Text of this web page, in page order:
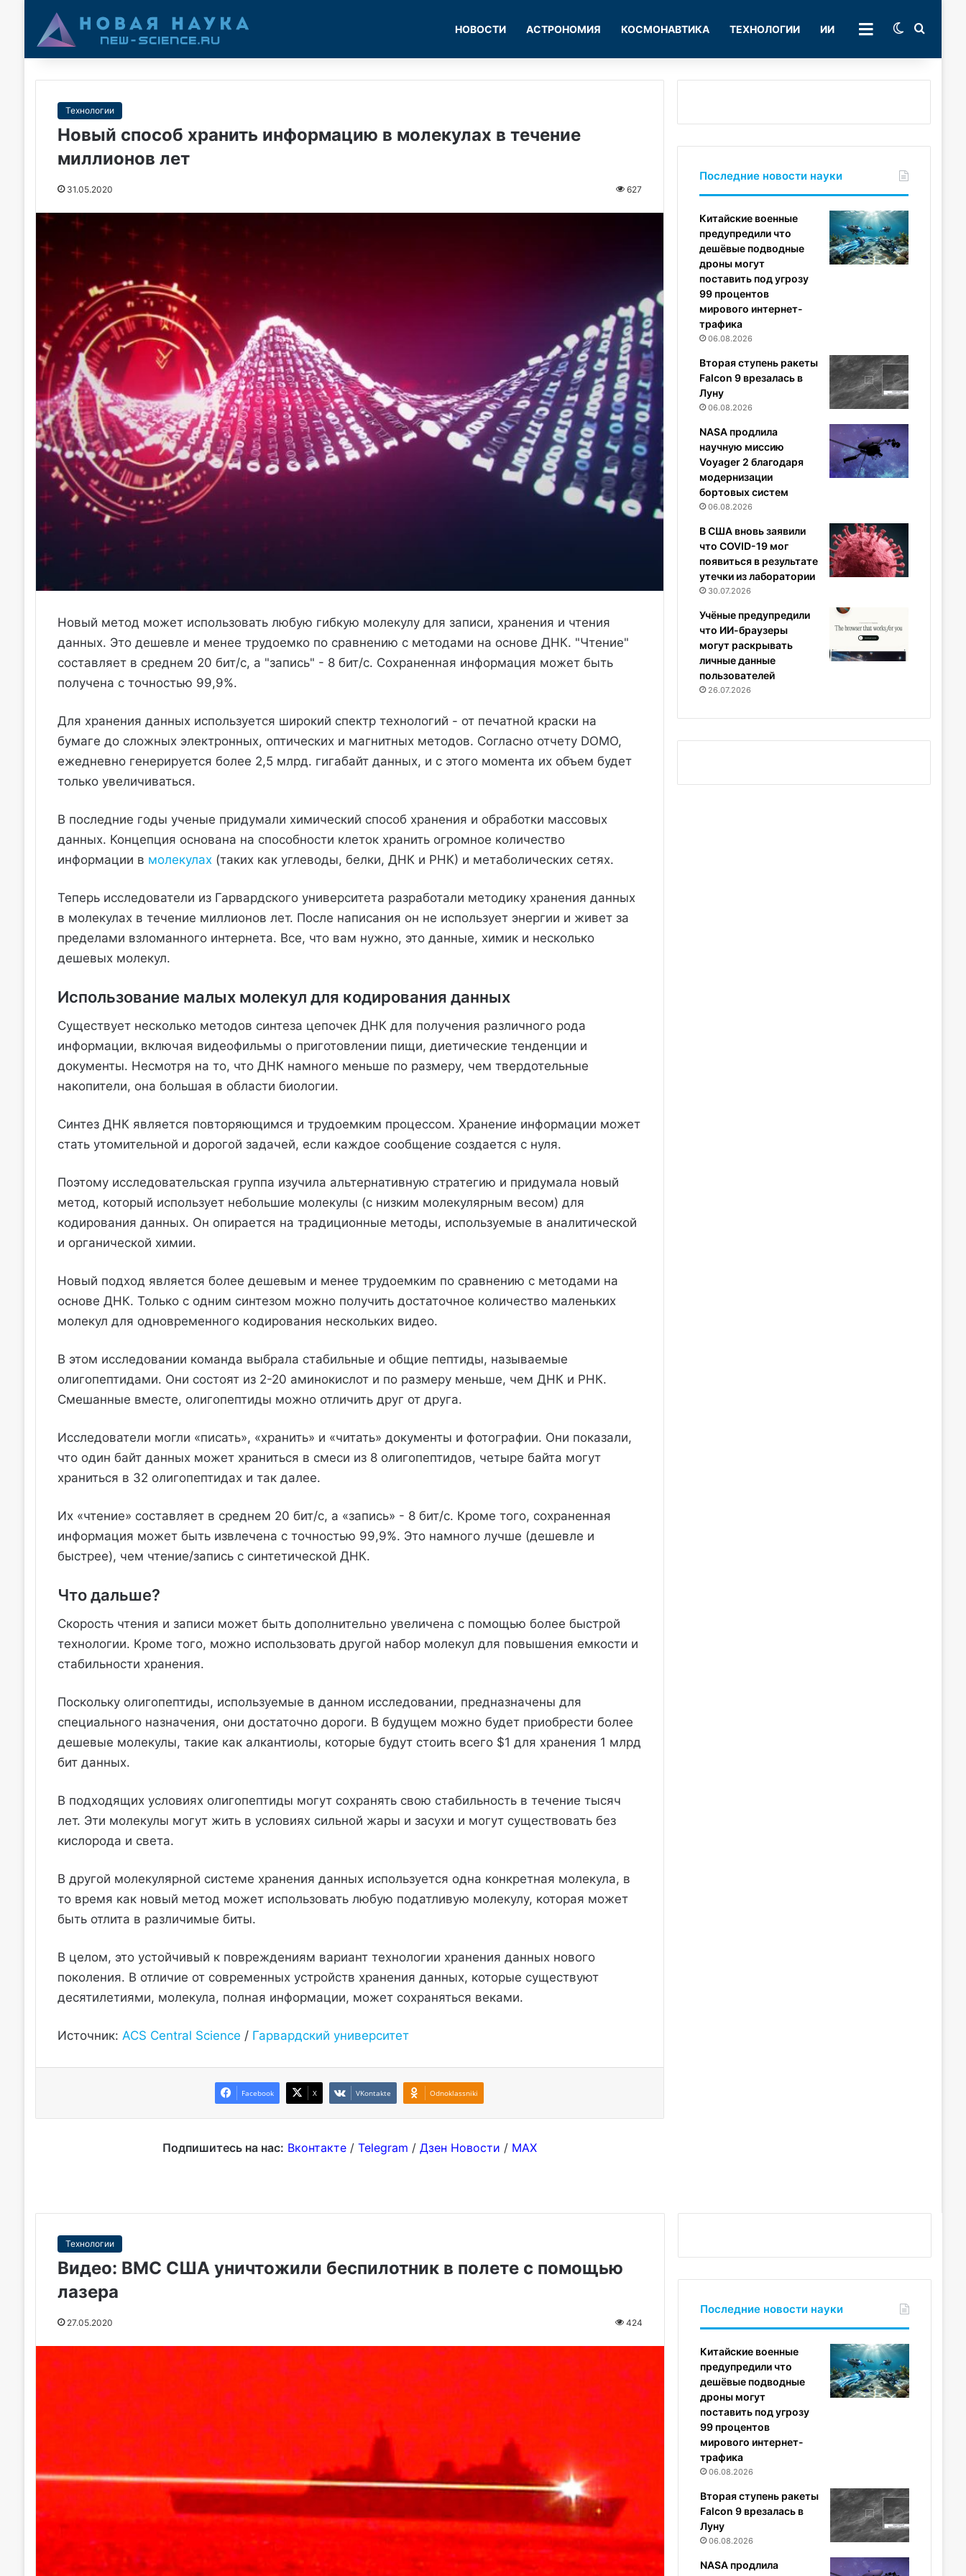
НОВОСТИ АСТРОНОМИЯ КОСМОНАВТИКА ТЕХНОЛОГИИ ИИ РУБРИКИSwitch skin
Технологии
Новый способ хранить информацию в молекулах в течение
миллионов лет
31.05.2020 627
Новый метод может использовать любую гибкую молекулу для записи, хранения и чтения
данных. Это дешевле и менее трудоемко по сравнению с методами на основе ДНК. "Чтение"
составляет в среднем 20 бит/с, а "запись" - 8 бит/с. Сохраненная информация может быть
получена с точностью 99,9%.
Для хранения данных используется широкий спектр технологий - от печатной краски на
бумаге до сложных электронных, оптических и магнитных методов. Согласно отчету DOMO,
ежедневно генерируется более 2,5 млрд. гигабайт данных, и с этого момента их объем будет
только увеличиваться.
В последние годы ученые придумали химический способ хранения и обработки массовых
данных. Концепция основана на способности клеток хранить огромное количество
информации в молекулах(таких как углеводы, белки, ДНК и РНК) и метаболических сетях.
Теперь исследователи из Гарвардского университета разработали методику хранения данных
в молекулах в течение миллионов лет. После написания он не использует энергии и живет за
пределами взломанного интернета. Все, что вам нужно, это данные, химик и несколько
дешевых молекул.
Использование малых молекул для кодирования данных
Существует несколько методов синтеза цепочек ДНК для получения различного рода
информации, включая видеофильмы о приготовлении пищи, диетические тенденции и
документы. Несмотря на то, что ДНК намного меньше по размеру, чем твердотельные
накопители, она большая в области биологии.
Синтез ДНК является повторяющимся и трудоемким процессом. Хранение информации может
стать утомительной и дорогой задачей, если каждое сообщение создается с нуля.
Поэтому исследовательская группа изучила альтернативную стратегию и придумала новый
метод, который использует небольшие молекулы (с низким молекулярным весом) для
кодирования данных. Он опирается на традиционные методы, используемые в аналитической
и органической химии.
Новый подход является более дешевым и менее трудоемким по сравнению с методами на
основе ДНК. Только с одним синтезом можно получить достаточное количество маленьких
молекул для одновременного кодирования нескольких видео.
В этом исследовании команда выбрала стабильные и общие пептиды, называемые
олигопептидами. Они состоят из 2-20 аминокислот и по размеру меньше, чем ДНК и РНК.
Смешанные вместе, олигопептиды можно отличить друг от друга.
Исследователи могли «писать», «хранить» и «читать» документы и фотографии. Они показали,
что один байт данных может храниться в смеси из 8 олигопептидов, четыре байта могут
храниться в 32 олигопептидах и так далее.
Их «чтение» составляет в среднем 20 бит/с, а «запись» - 8 бит/с. Кроме того, сохраненная
информация может быть извлечена с точностью 99,9%. Это намного лучше (дешевле и
быстрее), чем чтение/запись с синтетической ДНК.
Что дальше?
Скорость чтения и записи может быть дополнительно увеличена с помощью более быстрой
технологии. Кроме того, можно использовать другой набор молекул для повышения емкости и
стабильности хранения.
Поскольку олигопептиды, используемые в данном исследовании, предназначены для
специального назначения, они достаточно дороги. В будущем можно будет приобрести более
дешевые молекулы, такие как алкантиолы, которые будут стоить всего $1 для хранения 1 млрд
бит данных.
В подходящих условиях олигопептиды могут сохранять свою стабильность в течение тысяч
лет. Эти молекулы могут жить в условиях сильной жары и засухи и могут существовать без
кислорода и света.
В другой молекулярной системе хранения данных используется одна конкретная молекула, в
то время как новый метод может использовать любую податливую молекулу, которая может
быть отлита в различимые биты.
В целом, это устойчивый к повреждениям вариант технологии хранения данных нового
поколения. В отличие от современных устройств хранения данных, которые существуют
десятилетиями, молекула, полная информации, может сохраняться веками.
Источник: ACS Central Science / Гарвардский университет
Facebook X VKontakte Odnoklassniki
Подпишитесь на нас: Вконтакте/ Telegram / Дзен Новости / MAX
Последние новости науки
Китайские военные
предупредили что
дешёвые подводные
дроны могут
поставить под угрозу
99 процентов
мирового интернет-
трафика
06.08.2026
Вторая ступень ракеты
Falcon 9 врезалась в
Луну
06.08.2026
NASA продлила
научную миссию
Voyager 2 благодаря
модернизации
бортовых систем
06.08.2026
В США вновь заявили
что COVID-19 мог
появиться в результате
утечки из лаборатории
30.07.2026
Учёные предупредили
что ИИ-браузеры
могут раскрывать
личные данные
пользователей
26.07.2026